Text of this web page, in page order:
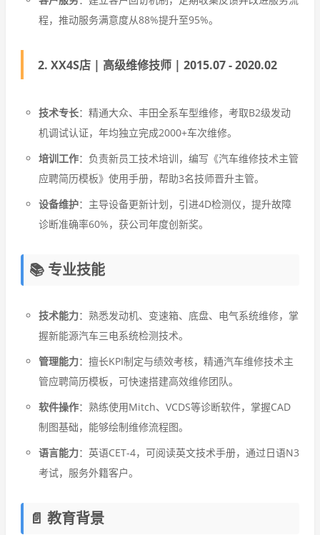
程，推动服务满意度从88%提升至95%。
2. XX4S店 | 高级维修技师 | 2015.07 - 2020.02
技术专长：精通大众、丰田全系车型维修，考取B2级发动
机调试认证，年均独立完成2000+车次维修。
培训工作：负责新员工技术培训，编写《汽车维修技术主管
应聘简历模板》使用手册，帮助3名技师晋升主管。
设备维护：主导设备更新计划，引进4D检测仪，提升故障
诊断准确率60%，获公司年度创新奖。
📚 专业技能
技术能力：熟悉发动机、变速箱、底盘、电气系统维修，掌
握新能源汽车三电系统检测技术。
管理能力：擅长KPI制定与绩效考核，精通汽车维修技术主
管应聘简历模板，可快速搭建高效维修团队。
软件操作：熟练使用Mitch、VCDS等诊断软件，掌握CAD
制图基础，能够绘制维修流程图。
语言能力：英语CET-4，可阅读英文技术手册，通过日语N3
考试，服务外籍客户。
📄 教育背景